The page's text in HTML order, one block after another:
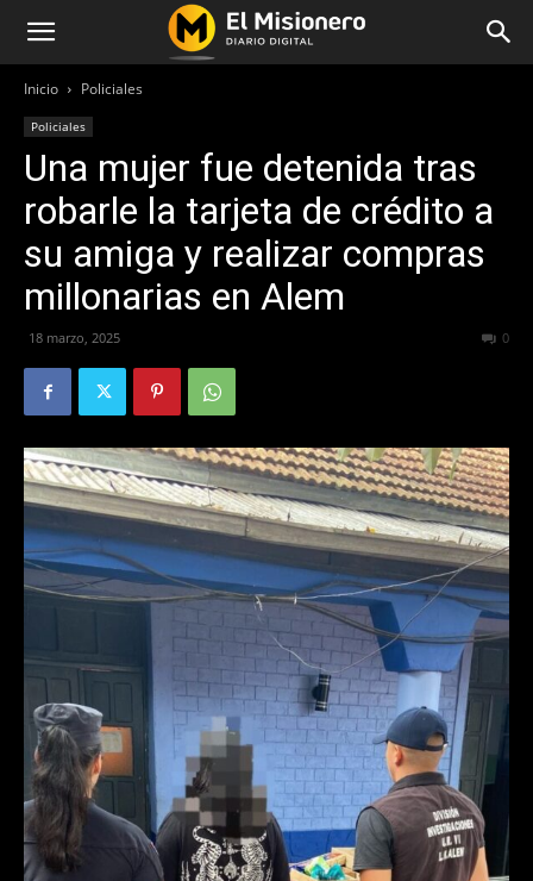
Inicio Policiales
Policiales
Una mujer fue detenida tras
robarle la tarjeta de crédito a
su amiga y realizar compras
millonarias en Alem
18 marzo, 2025 0